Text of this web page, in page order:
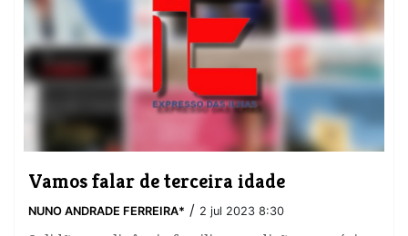
Vamos falar de terceira idade
NUNO ANDRADE FERREIRA* / 2 jul 2023 8:30